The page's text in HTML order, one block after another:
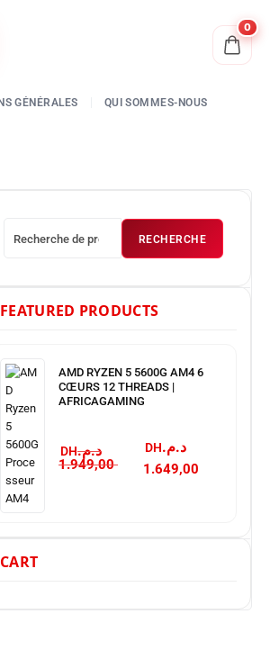
0
RECHERCHE
FEATURED PRODUCTS
AMD RYZEN 5 5600G AM4 6
CŒURS 12 THREADS |
AFRICAGAMING
د.م.
1.949,00
د.م.
CART